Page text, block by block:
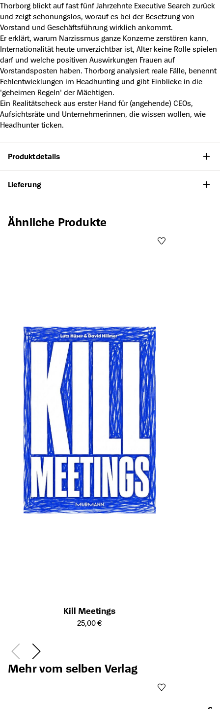
Thorborg blickt auf fast fünf Jahrzehnte Executive Search zurück
und zeigt schonungslos, worauf es bei der Besetzung von
Vorstand und Geschäftsführung wirklich ankommt.
Er erklärt, warum Narzissmus ganze Konzerne zerstören kann,
Internationalität heute unverzichtbar ist, Alter keine Rolle spielen
darf und welche positiven Auswirkungen Frauen auf
Vorstandsposten haben. Thorborg analysiert reale Fälle, benennt
Fehlentwicklungen im Headhunting und gibt Einblicke in die
'geheimen Regeln' der Mächtigen.
Ein Realitätscheck aus erster Hand für (angehende) CEOs,
Aufsichtsräte und Unternehmerinnen, die wissen wollen, wie
Headhunter ticken.
Produktdetails
Lieferung
Produktgalerie überspringen
Ähnliche Produkte
Kill Meetings
Öffnet die Detailseite des Produkts
25,00 €
Mehr vom selben Verlag